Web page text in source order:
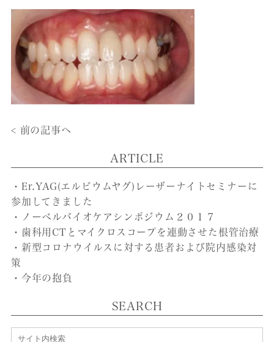
< 前の記事へ
ARTICLE
・Er.YAG(エルビウムヤグ)レーザーナイトセミナーに
参加してきました
・ノーベルバイオケアシンポジウム２０１７
・歯科用CTとマイクロスコープを連動させた根管治療
・新型コロナウイルスに対する患者および院内感染対
策
・今年の抱負
SEARCH